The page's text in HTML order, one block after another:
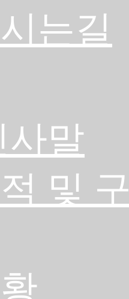
는길
사말
및